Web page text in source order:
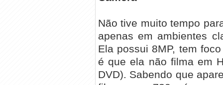
Não tive muito tempo
apenas em ambientes
Ela possui 8MP, tem
é que ela não filma em
DVD). Sabendo que